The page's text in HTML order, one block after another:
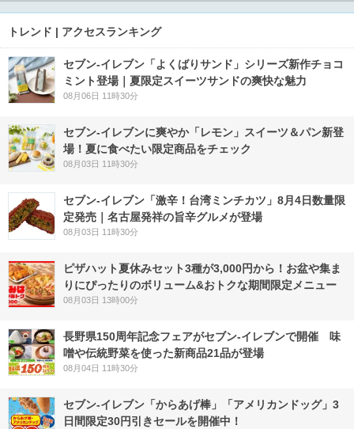
トレンド | アクセスランキング
セブン‐イレブン「よくばりサンド」シリーズ新作チョコ
ミント登場｜夏限定スイーツサンドの爽快な魅力
08月06日 11時30分
セブン‐イレブンに爽やか「レモン」スイーツ＆パン新登
場！夏に食べたい限定商品をチェック
08月03日 11時30分
セブン-イレブン「激辛！台湾ミンチカツ」8月4日数量限
定発売｜名古屋発祥の旨辛グルメが登場
08月03日 11時30分
ピザハット夏休みセット3種が3,000円から！お盆や集ま
りにぴったりのボリューム&おトクな期間限定メニュー
08月03日 13時00分
長野県150周年記念フェアがセブン-イレブンで開催 味
噌や伝統野菜を使った新商品21品が登場
08月04日 11時30分
セブン‐イレブン「からあげ棒」「アメリカンドッグ」3
日間限定30円引きセールを開催中！